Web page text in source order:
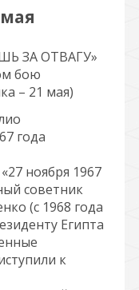
ЗА ОТВАГУ»
бою
– 21 мая)
года
ноября 1967
советник
(с 1968 года
Египта
к